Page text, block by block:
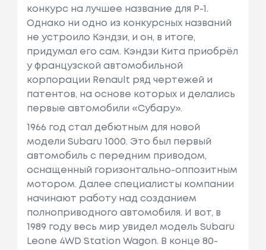
конкурс на лучшее название для P-1.
Однако ни одно из конкурсных названий
не устроило Кэндзи, и он, в итоге,
придумал его сам. Кэндзи Кита приобрёл
у французской автомобильной
корпорации Renault ряд чертежей и
патентов, на основе которых и делались
первые автомобили «Субару».
1966 год стал дебютным для новой
модели Subaru 1000. Это был первый
автомобиль с передним приводом,
оснащенный горизонтально-оппозитным
мотором. Далее специалисты компании
начинают работу над созданием
полноприводного автомобиля. И вот, в
1989 году весь мир увидел модель Subaru
Leone 4WD Station Wagon. В конце 80-